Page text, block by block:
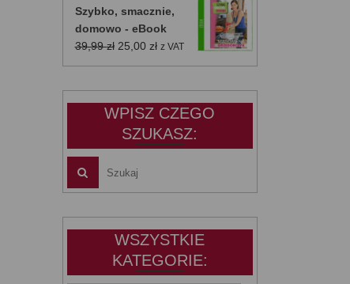
wynosiła:
39,99 zł.
wynosi:
25,00 zł.
Szybko, smacznie,
domowo - eBook
39,99zł Pierwotna
cena
25,00 złAktualna
cena
z VAT
WPISZ CZEGO
SZUKASZ:
WSZYSTKIE
KATEGORIE: